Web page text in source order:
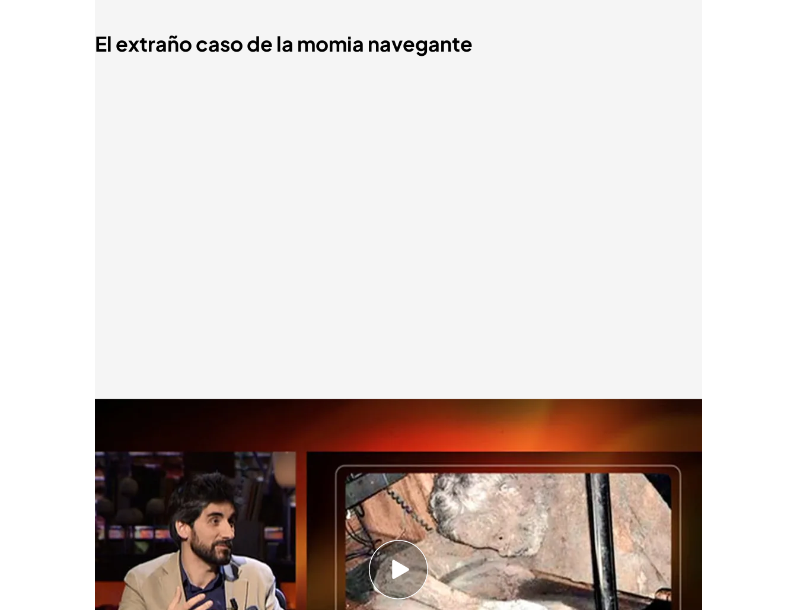
El extraño caso de la momia navegante
Compartir
Manuel Loureiro, escritor, nos ha contado más sobre la historia de Manfred
Bajorat, un marinero alemán cuyo cuerpo momificado estuvo navegando
aproximadamente dos años. Lo encontraron dos pescadores filipinos, y
los forenses creen que pudo sufrir un infarto y acercarse al puesto de
comunicaciones tratando de hacer una llamada de auxilio, sin éxito.